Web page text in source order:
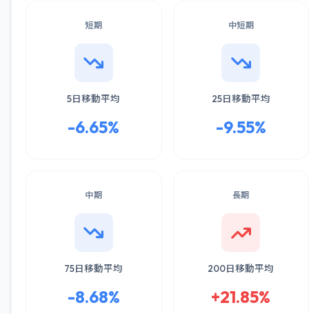
短期
5日移動平均
-6.65%
中短期
25日移動平均
-9.55%
中期
75日移動平均
-8.68%
長期
200日移動平均
+21.85%